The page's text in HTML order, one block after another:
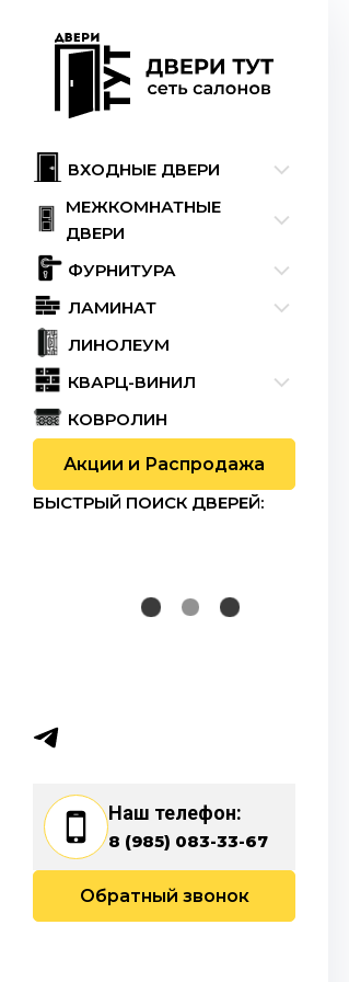
ВХОДНЫЕ ДВЕРИ
МЕЖКОМНАТНЫЕ
ДВЕРИ
ФУРНИТУРА
ЛАМИНАТ
ЛИНОЛЕУМ
КВАРЦ-ВИНИЛ
КОВРОЛИН
Акции и Распродажа
БЫСТРЫЙ ПОИСК ДВЕРЕЙ:
Наш телефон:
8 (985) 083-33-67
Обратный звонок